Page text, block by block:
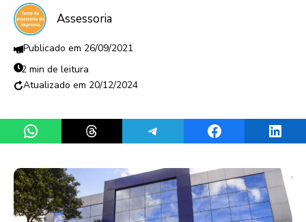
Assessoria
26/09/2021
2 min de leitura
20/12/2024
Share on WhatsAppShare on ThreadsShare on TelegramShare on Facebook